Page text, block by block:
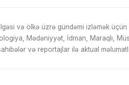
və ölkə üzrə gündəmi izləmək üçün
Mədəniyyət, İdman, Maraqlı,
və reportajlar ilə aktual